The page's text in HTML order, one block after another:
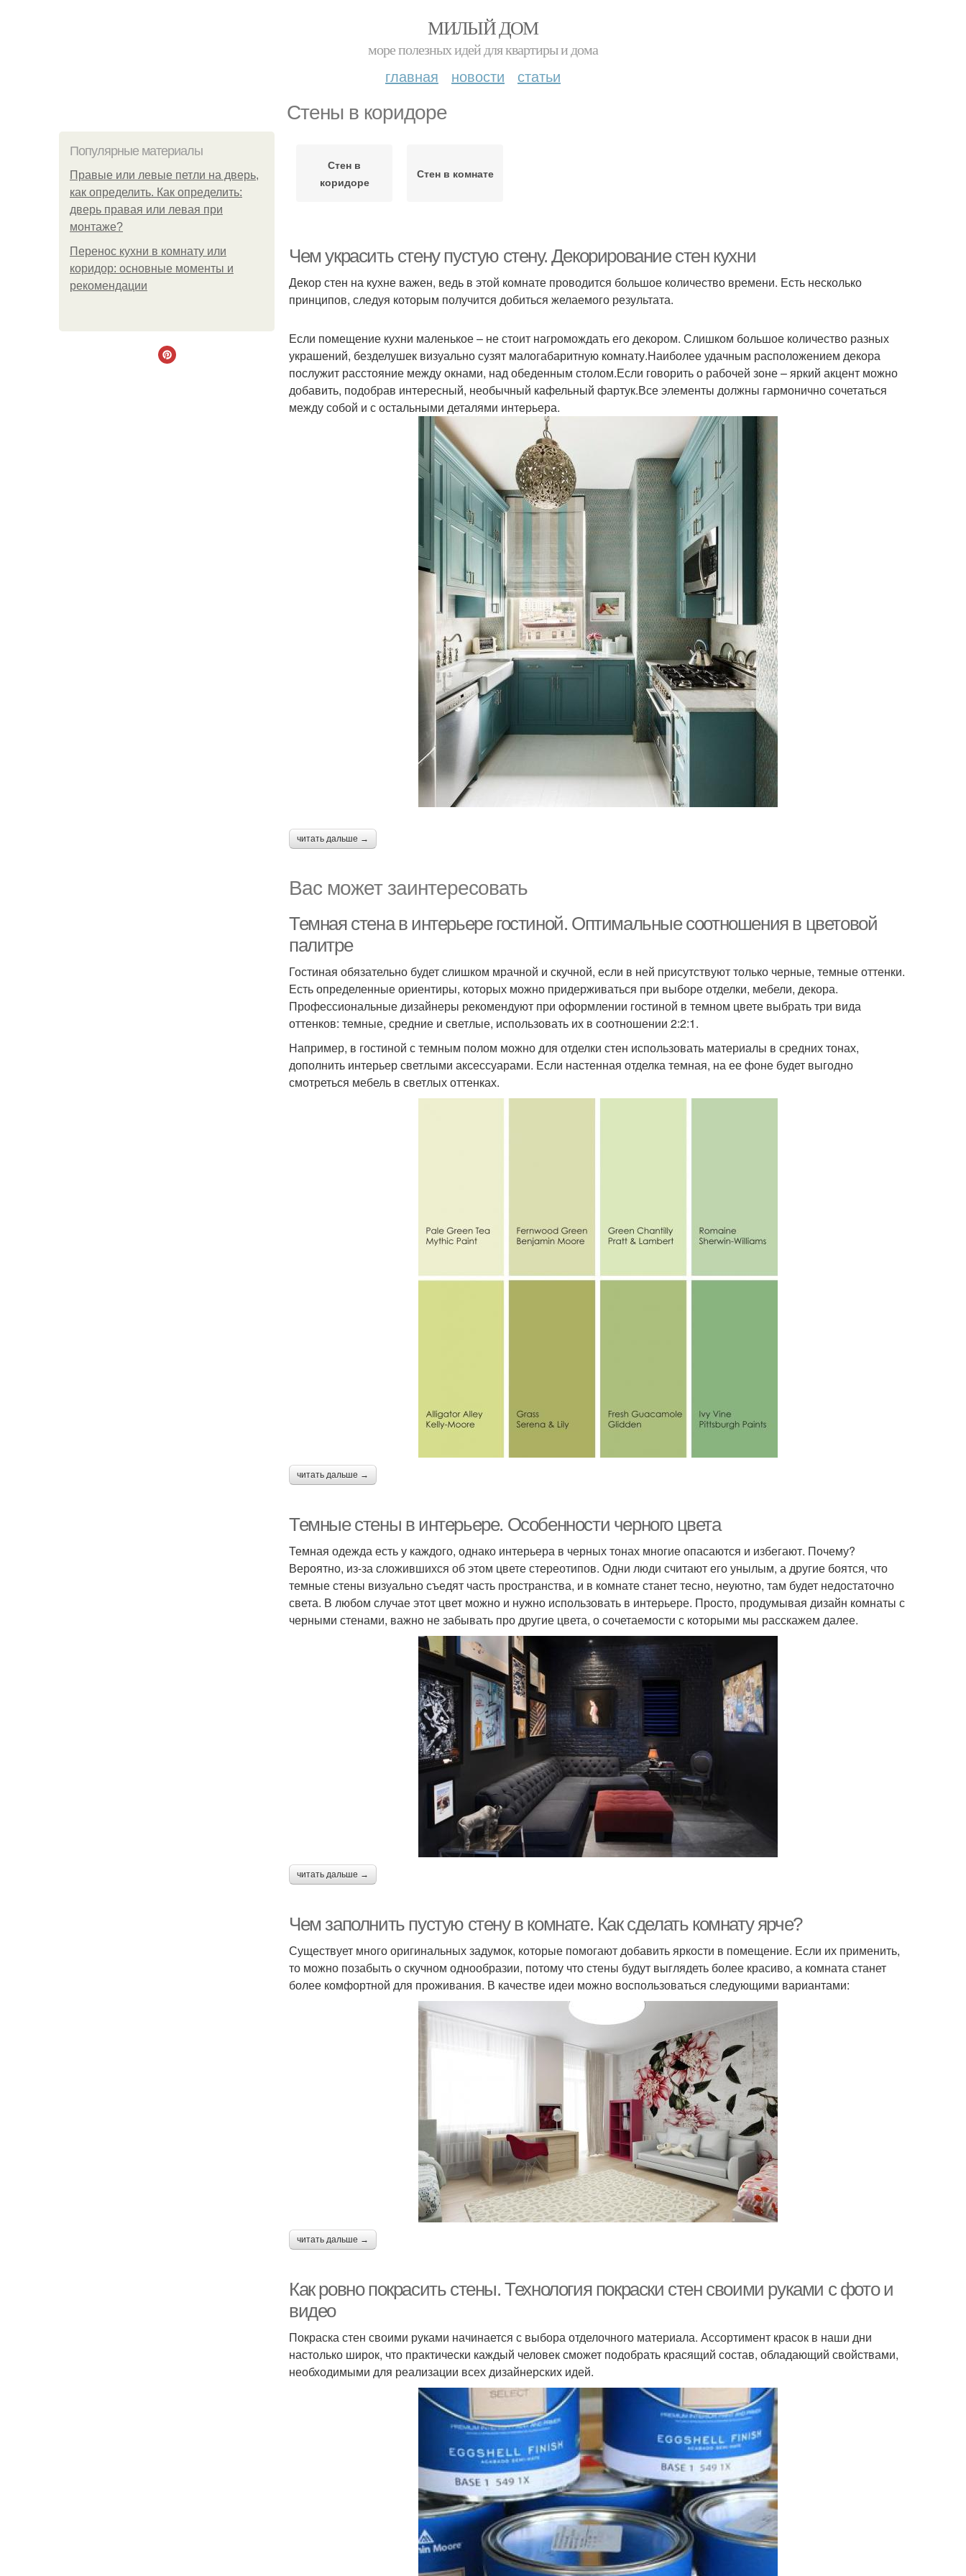
МИЛЫЙ ДОМ
море полезных идей для квартиры и дома
главная новости статьи
Стены в коридоре
Популярные материалы
Правые или левые петли на дверь,
как определить. Как определить:
дверь правая или левая при
монтаже?
Перенос кухни в комнату или
коридор: основные моменты и
рекомендации
Стен в
коридоре
Стен в комнате
Чем украсить стену пустую стену. Декорирование стен кухни
Декор стен на кухне важен, ведь в этой комнате проводится большое количество времени. Есть несколько
принципов, следуя которым получится добиться желаемого результата.
Если помещение кухни маленькое – не стоит нагромождать его декором. Слишком большое количество разных
украшений, безделушек визуально сузят малогабаритную комнату.Наиболее удачным расположением декора
послужит расстояние между окнами, над обеденным столом.Если говорить о рабочей зоне – яркий акцент можно
добавить, подобрав интересный, необычный кафельный фартук.Все элементы должны гармонично сочетаться
между собой и с остальными деталями интерьера.
читать дальше →
Вас может заинтересовать
Темная стена в интерьере гостиной. Оптимальные соотношения в цветовой
палитре
Гостиная обязательно будет слишком мрачной и скучной, если в ней присутствуют только черные, темные оттенки.
Есть определенные ориентиры, которых можно придерживаться при выборе отделки, мебели, декора.
Профессиональные дизайнеры рекомендуют при оформлении гостиной в темном цвете выбрать три вида
оттенков: темные, средние и светлые, использовать их в соотношении 2:2:1.
Например, в гостиной с темным полом можно для отделки стен использовать материалы в средних тонах,
дополнить интерьер светлыми аксессуарами. Если настенная отделка темная, на ее фоне будет выгодно
смотреться мебель в светлых оттенках.
читать дальше →
Темные стены в интерьере. Особенности черного цвета
Темная одежда есть у каждого, однако интерьера в черных тонах многие опасаются и избегают. Почему?
Вероятно, из-за сложившихся об этом цвете стереотипов. Одни люди считают его унылым, а другие боятся, что
темные стены визуально съедят часть пространства, и в комнате станет тесно, неуютно, там будет недостаточно
света. В любом случае этот цвет можно и нужно использовать в интерьере. Просто, продумывая дизайн комнаты с
черными стенами, важно не забывать про другие цвета, о сочетаемости с которыми мы расскажем далее.
читать дальше →
Чем заполнить пустую стену в комнате. Как сделать комнату ярче?
Существует много оригинальных задумок, которые помогают добавить яркости в помещение. Если их применить,
то можно позабыть о скучном однообразии, потому что стены будут выглядеть более красиво, а комната станет
более комфортной для проживания. В качестве идеи можно воспользоваться следующими вариантами:
читать дальше →
Как ровно покрасить стены. Технология покраски стен своими руками с фото и
видео
Покраска стен своими руками начинается с выбора отделочного материала. Ассортимент красок в наши дни
настолько широк, что практически каждый человек сможет подобрать красящий состав, обладающий свойствами,
необходимыми для реализации всех дизайнерских идей.